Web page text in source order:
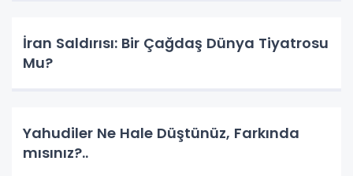
İran Saldırısı: Bir Çağdaş Dünya Tiyatrosu
Mu?
Yahudiler Ne Hale Düştünüz, Farkında
mısınız?..